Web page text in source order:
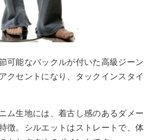
可能なバックルが付いた高級ジーン
クセントになり、タックインスタイ
ム生地には、着古し感のあるダメー
徴。シルエットはストレートで、体